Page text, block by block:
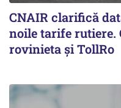
CNAIR clarifică
noile tarife rutiere.
rovinieta și TollRo